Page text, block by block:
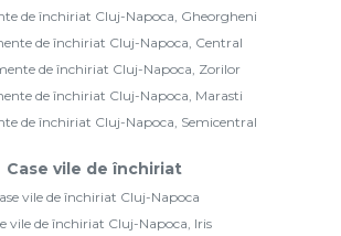
de închiriat Cluj-Napoca, Gheorgheni
de închiriat Cluj-Napoca, Central
de închiriat Cluj-Napoca, Zorilor
de închiriat Cluj-Napoca, Marasti
de închiriat Cluj-Napoca, Semicentral
Case vile de închiriat
vile de închiriat Cluj-Napoca
vile de închiriat Cluj-Napoca, Iris